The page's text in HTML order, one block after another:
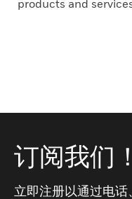
products and
订阅我们！
立即注册以通过电